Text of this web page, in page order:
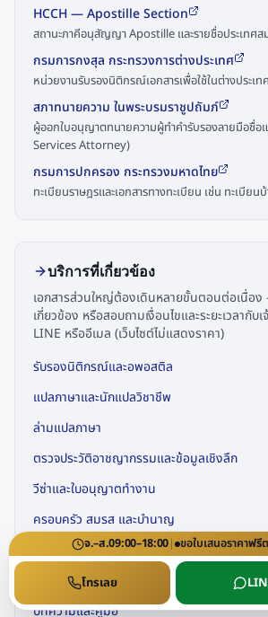
HCCH — Apostille Section
สถานะภาคีอนุสัญญา Apostille และรายชื่อประเทศส
กรมการกงสุล กระทรวงการต่างประเทศ
หน่วยงานรับรองนิติกรณ์เอกสารเพื่อใช้ในต่างประเท
สภาทนายความ ในพระบรมราชูปถัมภ์
ผู้ออกใบอนุญาตทนายความผู้ทำคำรับรองลายมือชื่อ
Services Attorney)
กรมการปกครอง กระทรวงมหาดไทย
ทะเบียนราษฎรและเอกสารทางทะเบียน เช่น ทะเบียน
บริการที่เกี่ยวข้อง
เอกสารส่วนใหญ่ต้องเดินหลายขั้นตอนต่อเนื่อ
เกี่ยวข้อง หรือสอบถามเงื่อนไขและระยะเวลากั
LINE หรืออีเมล (เว็บไซต์ไม่แสดงราคา)
รับรองนิติกรณ์และอพอสติล
แปลภาษาและนักแปลวิชาชีพ
ล่ามแปลภาษา
ตรวจประวัติอาชญากรรมและข้อมูลเชิงลึก
วีซ่าและใบอนุญาตทำงาน
ครอบครัว สมรส และบำนาญ
จดทะเบียนธุรกิจและใบอนุญาตพิเศษ
คำถามที่พบบ่อย (FAQ)
บทความและคู่มือ
จ.–ส.09:00–18:00| ขอใบเสนอราคาฟรี
โทรเลย